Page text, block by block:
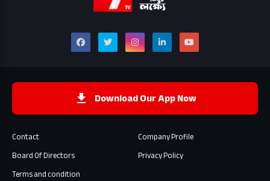
Download Our App Now
Contact
Company Profile
Board Of Directors
Privacy Policy
Terms and condition